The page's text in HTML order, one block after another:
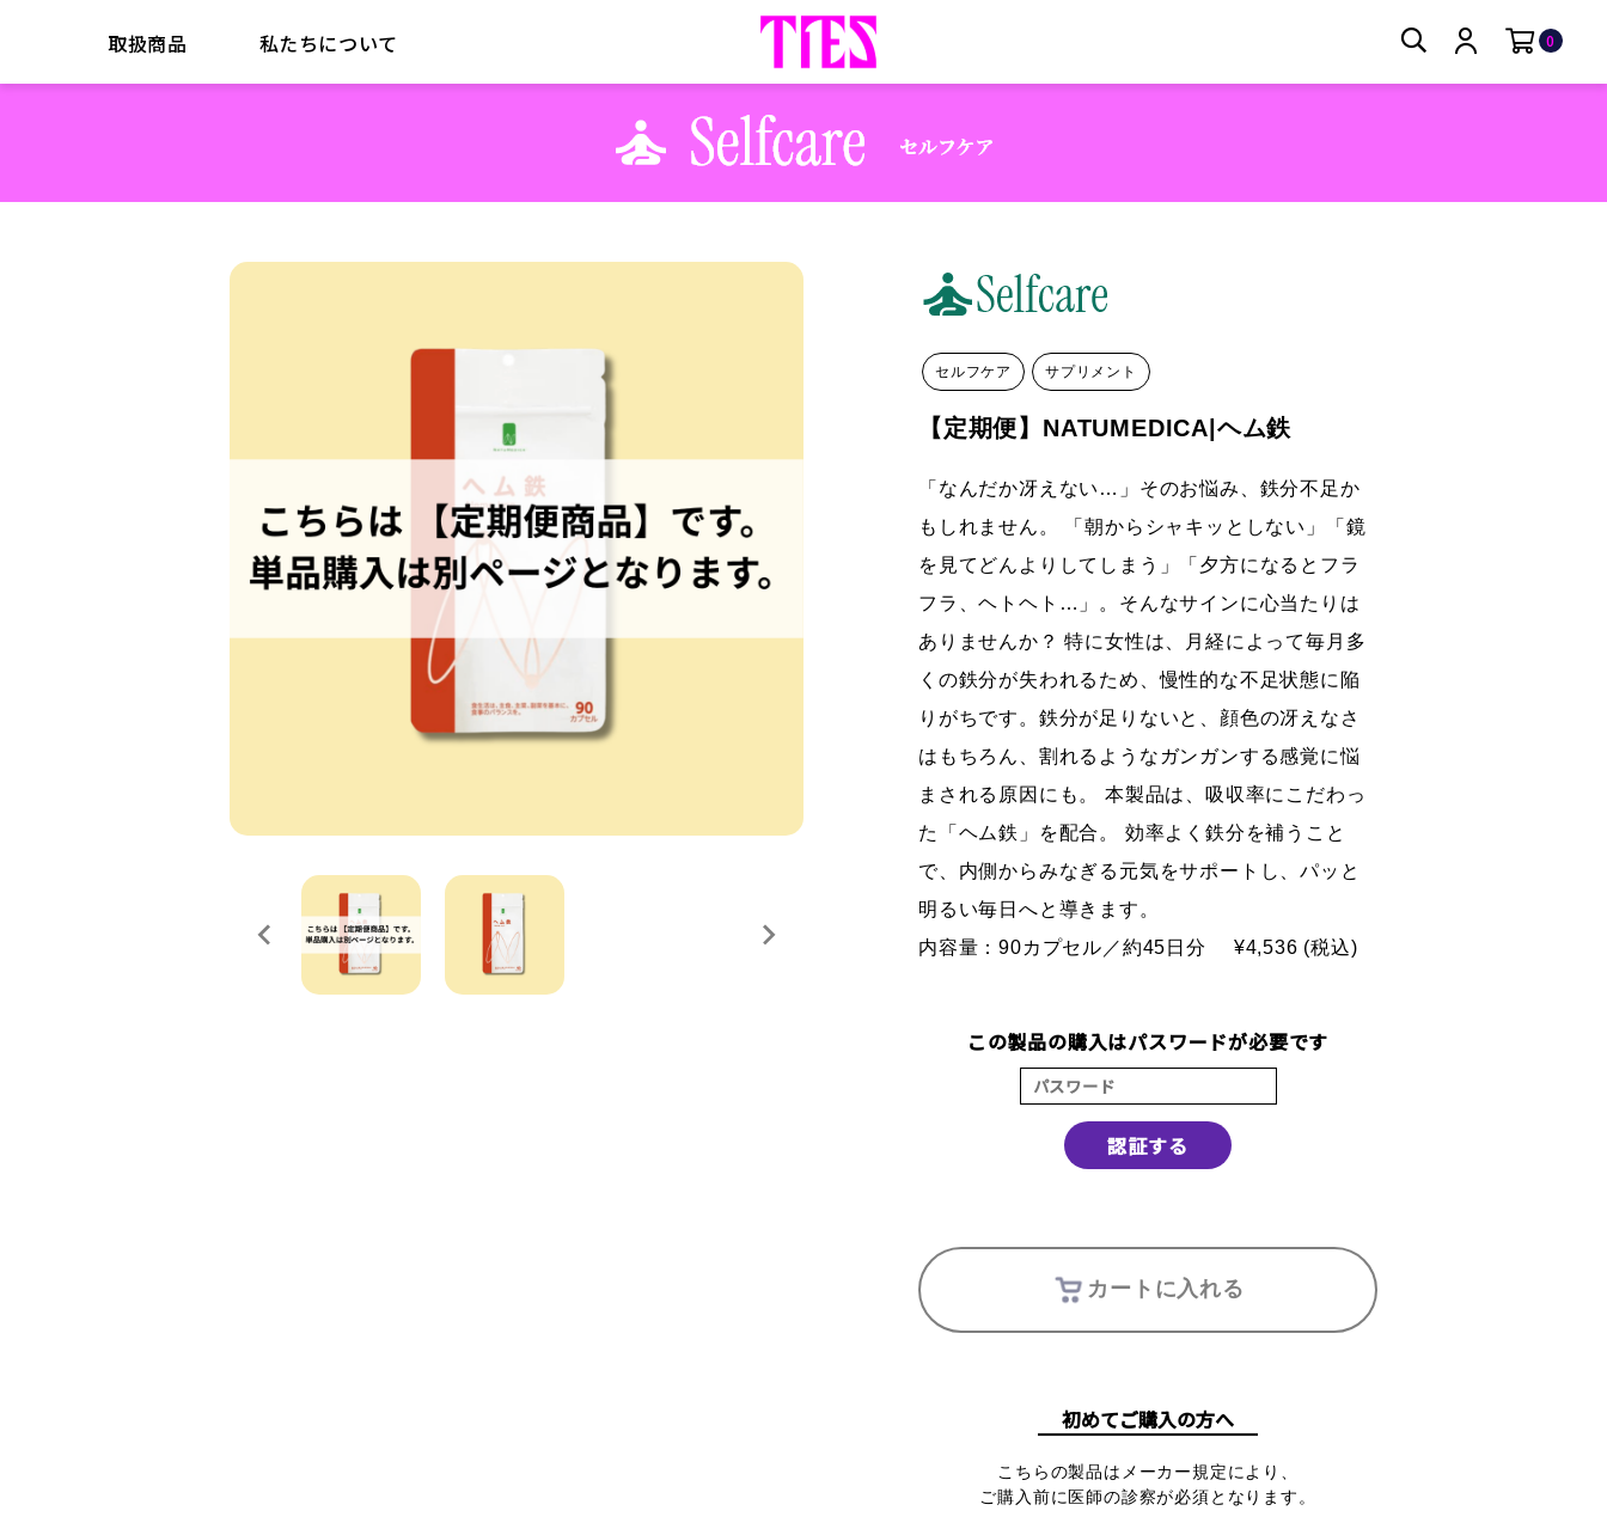
0
取扱商品 私たちについて
セルフケア サプリメント
【定期便】NATUMEDICA|ヘム鉄
「なんだか冴えない…」そのお悩み、鉄分不足か
もしれません。 「朝からシャキッとしない」「鏡
を見てどんよりしてしまう」「夕方になるとフラ
フラ、ヘトヘト…」。そんなサインに心当たりは
ありませんか？ 特に女性は、月経によって毎月多
くの鉄分が失われるため、慢性的な不足状態に陥
りがちです。鉄分が足りないと、顔色の冴えなさ
はもちろん、割れるようなガンガンする感覚に悩
まされる原因にも。 本製品は、吸収率にこだわっ
た「ヘム鉄」を配合。 効率よく鉄分を補うこと
で、内側からみなぎる元気をサポートし、パッと
明るい毎日へと導きます。
内容量：90カプセル／約45日分
¥4,536 (税込)
この製品の購入はパスワードが必要です
認証する
カートに入れる
初めてご購入の方へ
こちらの製品はメーカー規定により、
ご購入前に医師の診察が必須となります。